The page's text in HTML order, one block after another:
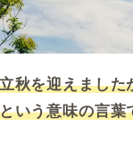
秋を迎えました
いう意味の言葉